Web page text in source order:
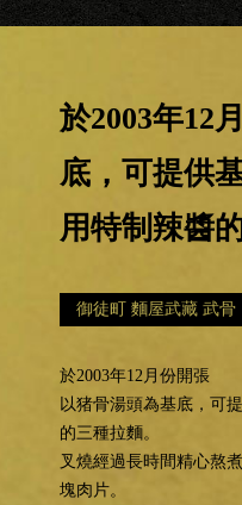
於2003年12
底，可提供
用特制辣醬
御徒町 麵屋武藏 武骨
於2003年12月份開張
以猪骨湯頭為基底，可
的三種拉麵。
叉燒經過長時間精心熬
塊肉片。